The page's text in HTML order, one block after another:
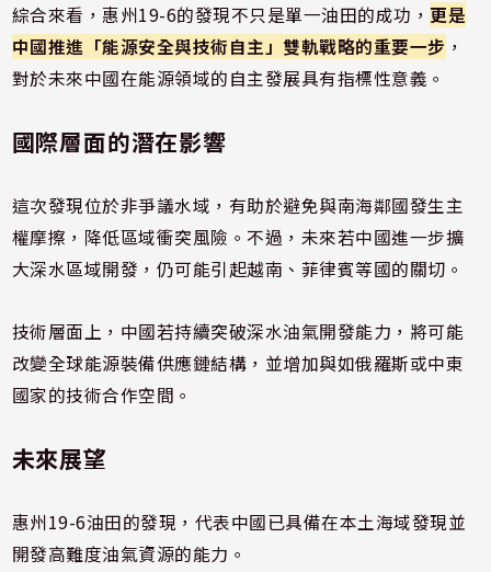
綜合來看，惠州19-6的發現不只是單一油田的成功， 更是
中國推進「能源安全與技術自主」雙軌戰略的重要一步 ，
對於未來中國在能源領域的自主發展具有指標性意義。
國際層面的潛在影響
這次發現位於非爭議水域，有助於避免與南海鄰國發生主
權摩擦，降低區域衝突風險。不過，未來若中國進一步擴
大深水區域開發，仍可能引起越南、菲律賓等國的關切。
技術層面上，中國若持續突破深水油氣開發能力，將可能
改變全球能源裝備供應鏈結構，並增加與如俄羅斯或中東
國家的技術合作空間。
未來展望
惠州19-6油田的發現，代表中國已具備在本土海域發現並
開發高難度油氣資源的能力。